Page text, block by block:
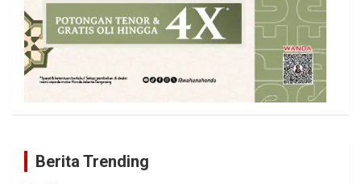
Berita Trending